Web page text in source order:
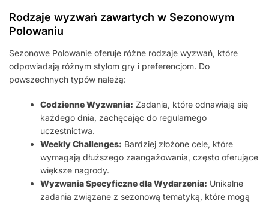
Rodzaje wyzwań zawartych w Sezonowym
Polowaniu
Sezonowe Polowanie oferuje różne rodzaje wyzwań, które
odpowiadają różnym stylom gry i preferencjom. Do
powszechnych typów należą:
Codzienne Wyzwania: Zadania, które odnawiają się
każdego dnia, zachęcając do regularnego
uczestnictwa.
Weekly Challenges: Bardziej złożone cele, które
wymagają dłuższego zaangażowania, często oferujące
większe nagrody.
Wyzwania Specyficzne dla Wydarzenia: Unikalne
zadania związane z sezonową tematyką, które mogą